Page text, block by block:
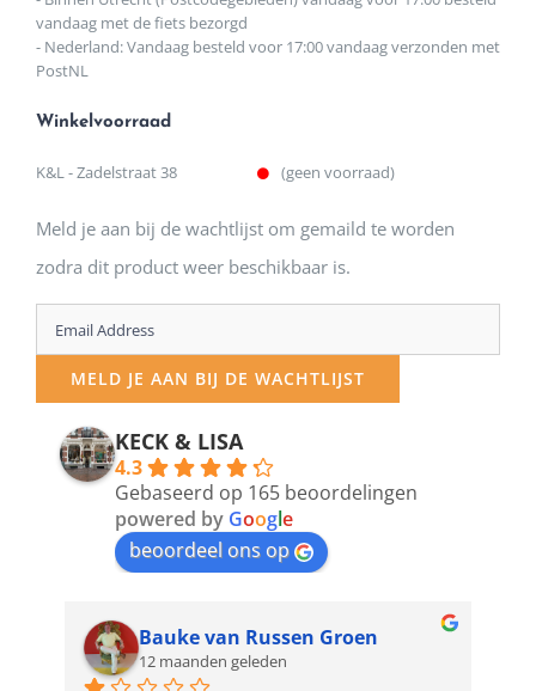
vandaag met de fiets bezorgd
- Nederland: Vandaag besteld voor 17:00 vandaag verzonden met
PostNL
Winkelvoorraad
K&L - Zadelstraat 38 (geen voorraad)
Meld je aan bij de wachtlijst om gemaild te worden
zodra dit product weer beschikbaar is.
Enter
your
email
address
MELD JE AAN BIJ DE WACHTLIJST
KECK & LISA
4.3
Gebaseerd op 165 beoordelingen
powered by Google
beoordeel ons op
Bauke van Russen Groen
12 maanden geleden